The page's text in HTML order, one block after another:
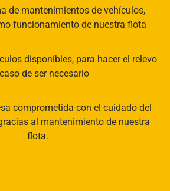
de mantenimientos de vehículos,
funcionamiento de nuestra flota
disponibles, para hacer el relevo
de ser necesario
comprometida con el cuidado del
al mantenimiento de nuestra
flota.